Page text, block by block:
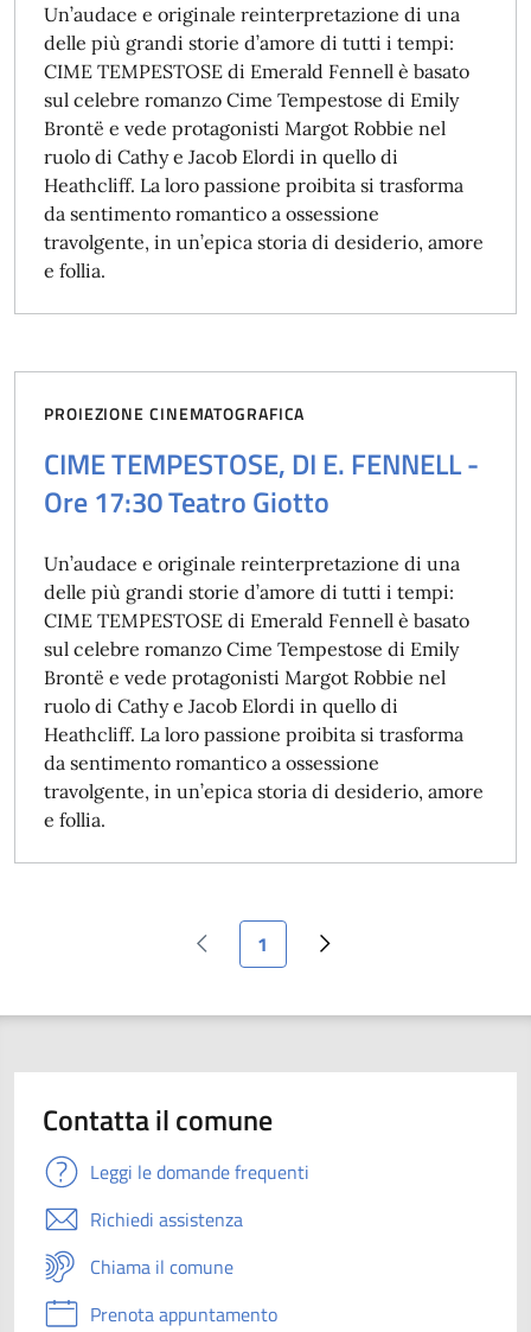
Un’audace e originale reinterpretazione di una
delle più grandi storie d’amore di tutti i tempi:
CIME TEMPESTOSE di Emerald Fennell è basato
sul celebre romanzo Cime Tempestose di Emily
Brontë e vede protagonisti Margot Robbie nel
ruolo di Cathy e Jacob Elordi in quello di
Heathcliff. La loro passione proibita si trasforma
da sentimento romantico a ossessione
travolgente, in un’epica storia di desiderio, amore
e follia.
PROIEZIONE CINEMATOGRAFICA
CIME TEMPESTOSE, DI E. FENNELL -
Ore 17:30 Teatro Giotto
Un’audace e originale reinterpretazione di una
delle più grandi storie d’amore di tutti i tempi:
CIME TEMPESTOSE di Emerald Fennell è basato
sul celebre romanzo Cime Tempestose di Emily
Brontë e vede protagonisti Margot Robbie nel
ruolo di Cathy e Jacob Elordi in quello di
Heathcliff. La loro passione proibita si trasforma
da sentimento romantico a ossessione
travolgente, in un’epica storia di desiderio, amore
e follia.
Pagina precedente
Pagina attuale
1 Pagina successiva
Contatta il comune
Leggi le domande frequenti
Richiedi assistenza
Chiama il comune
Prenota appuntamento